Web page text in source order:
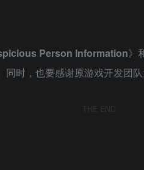
Person Information》
时，也要感谢原游戏开发团队
THE END